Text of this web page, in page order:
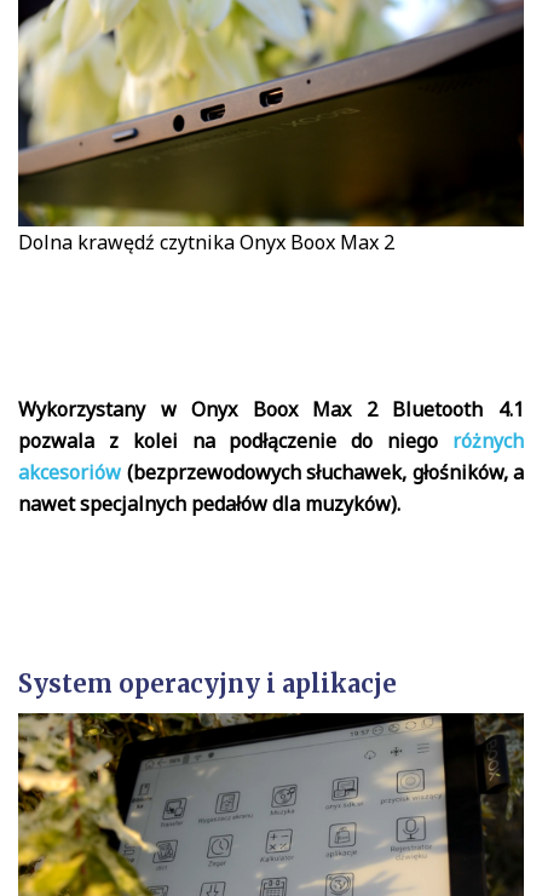
Dolna krawędź czytnika Onyx Boox Max 2
Wykorzystany w Onyx Boox Max 2 Bluetooth 4.1
pozwala z kolei na podłączenie do niego różnych
akcesoriów (bezprzewodowych słuchawek, głośników, a
nawet specjalnych pedałów dla muzyków).
System operacyjny i aplikacje